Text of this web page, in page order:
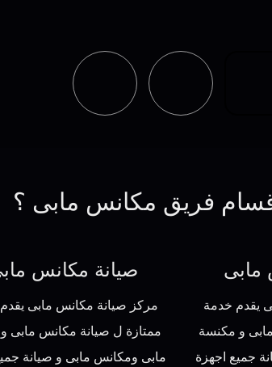
فريق مكانس مابى ؟
صيانة مكانس
مركز صيانة مكانس مابى
ممتازة ل صيانة مكانس مابى
مابى ومكانس مابى و صيانة
مابى
يقدم خدمة
و مكنسة
جميع اجهزة